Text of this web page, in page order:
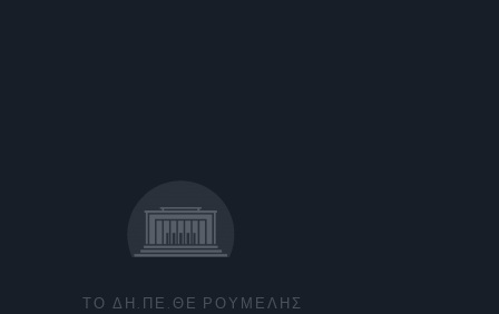
ΤΟ ΔΗ.ΠΕ.ΘΕ ΡΟΥΜΕΛΗΣ